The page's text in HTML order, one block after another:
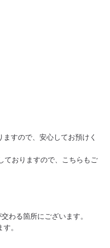
すので、安心してお預けく
ておりますので、こちらもご
わる箇所にございます。
。